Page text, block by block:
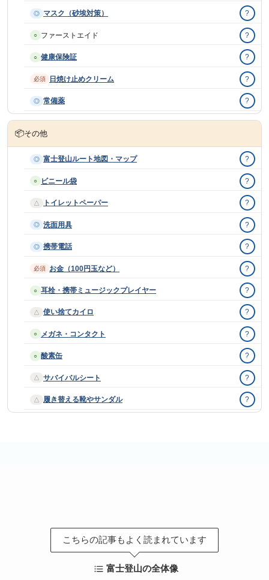
◎ マスク（砂埃対策） ?
○ ファーストエイド ?
○ 健康保険証 ?
必須 日焼け止めクリーム ?
◎ 常備薬 ?
📦その他
◎ 富士登山ルート地図・マップ ?
○ ビニール袋 ?
△ トイレットペーパー ?
◎ 洗面用具 ?
◎ 携帯電話 ?
必須 お金（100円玉など） ?
○ 耳栓・携帯ミュージックプレイヤー ?
△ 使い捨てカイロ ?
○ メガネ・コンタクト ?
○ 酸素缶 ?
△ サバイバルシート ?
△ 履き替える靴やサンダル ?
こちらの記事もよく読まれています
富士登山の全体像